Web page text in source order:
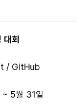
대회
/ GitHub
5월 31일